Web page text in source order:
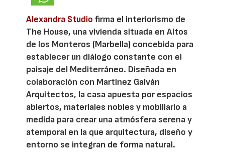
Alexandra Studio firma el interiorismo de
The House, una vivienda situada en Altos
de los Monteros (Marbella) concebida para
establecer un diálogo constante con el
paisaje del Mediterráneo. Diseñada en
colaboración con Martinez Galván
Arquitectos, la casa apuesta por espacios
abiertos, materiales nobles y mobiliario a
medida para crear una atmósfera serena y
atemporal en la que arquitectura, diseño y
entorno se integran de forma natural.